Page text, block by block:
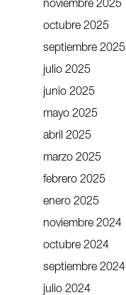
noviembre 2025
octubre 2025
septiembre 2025
julio 2025
junio 2025
mayo 2025
abril 2025
marzo 2025
febrero 2025
enero 2025
noviembre 2024
octubre 2024
septiembre 2024
julio 2024